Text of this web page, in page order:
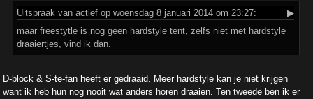
Uitspraak van actief op woensdag 8 januari 2014 om 23:27:
▶
maar freestytle is nog geen hardstyle tent, zelfs niet met hardstyle
draaiertjes, vind ik dan.
D-block & S-te-fan heeft er gedraaid. Meer hardstyle kan je niet krijgen
want ik heb hun nog nooit wat anders horen draaien. Ten tweede ben ik er